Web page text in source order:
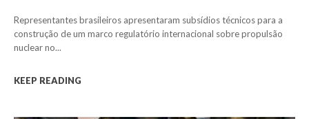
Representantes brasileiros apresentaram subsídios técnicos para a
construção de um marco regulatório internacional sobre propulsão
nuclear no...
KEEP READING